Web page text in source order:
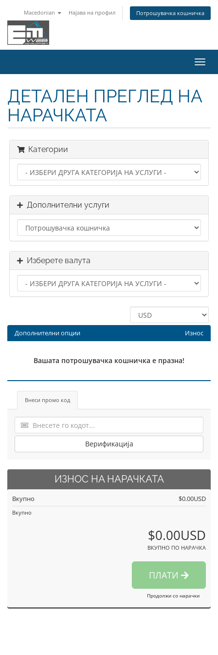
Macedonian Најава на профил Потрошувачка кошничка
ја
ДЕТАЛЕН ПРЕГЛЕД НА
НАРАЧКАТА
Категории
Дополнителни услуги
Изберете валута
Дополнителни опции Износ
Вашата потрошувачка кошничка е празна!
Внеси промо код
Верификација
ИЗНОС НА НАРАЧКАТА
Вкупно $0.00USD
Вкупно
$0.00USD
ВКУПНО ПО НАРАЧКА
ПЛАТИ
Продолжи со нарачки